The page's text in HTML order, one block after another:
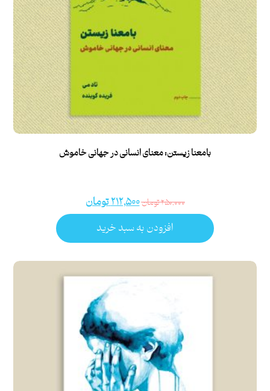
بامعنا زیستن: معنای انسانی در جهانی خاموش
۲۵۰,۰۰۰تومان۲۱۲,۵۰۰تومان
افزودن به سبد خرید